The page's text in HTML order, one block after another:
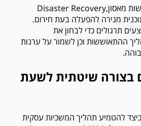
מאסון,Disaster Recovery
מגירה להפעלה בעת חירום.
תרגולים כדי לבחון את
ההתאוששות וכן לשמור על ערנות
בצורה שיטתית לשעת
כיצד להטמיע תהליך המשכיות עסקית